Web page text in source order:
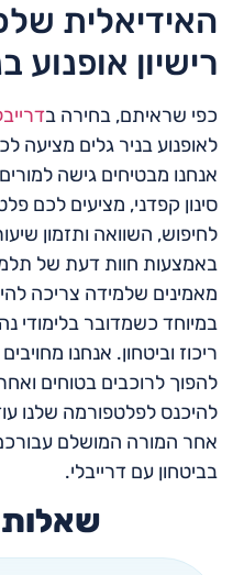
האידיאלית
רישיון אופנוע
כפי שראיתם, בחירה ב
לאופנוע בניר גלים מציעה
אנחנו מבטיחים גישה
סינון קפדני, מציעים לכם
לחיפוש, השוואה ותזמון
באמצעות חוות דעת של
מאמינים שלמידה צריכה
במיוחד כשמדובר בלימודי
ריכוז וביטחון. אנחנו
להפוך לרוכבים בטוחים
להיכנס לפלטפורמה שלנו
אחר המורה המושלם
בביטחון עם דרייבלי.
שאלות